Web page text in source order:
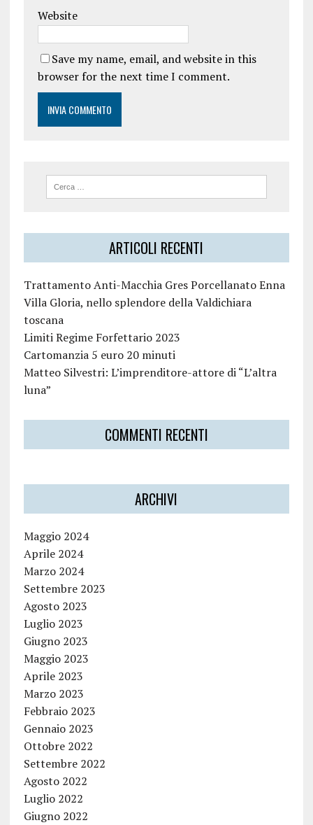
Website
Save my name, email, and website in this
browser for the next time I comment.
ARTICOLI RECENTI
Trattamento Anti-Macchia Gres Porcellanato Enna
Villa Gloria, nello splendore della Valdichiara
toscana
Limiti Regime Forfettario 2023
Cartomanzia 5 euro 20 minuti
Matteo Silvestri: L’imprenditore-attore di “L’altra
luna”
COMMENTI RECENTI
ARCHIVI
Maggio 2024
Aprile 2024
Marzo 2024
Settembre 2023
Agosto 2023
Luglio 2023
Giugno 2023
Maggio 2023
Aprile 2023
Marzo 2023
Febbraio 2023
Gennaio 2023
Ottobre 2022
Settembre 2022
Agosto 2022
Luglio 2022
Giugno 2022